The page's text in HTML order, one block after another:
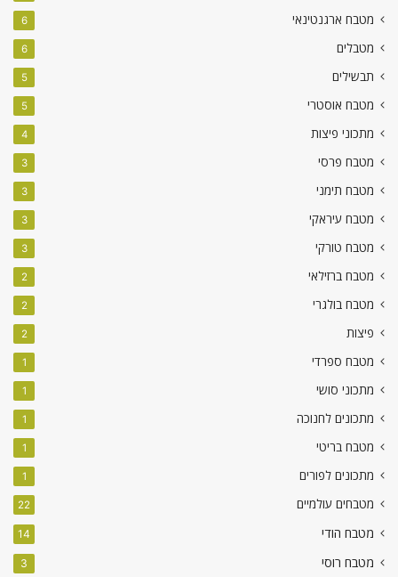
מטבח ארגנטינאי 6
מטבלים 6
תבשילים 5
מטבח אוסטרי 5
מתכוני פיצות 4
מטבח פרסי 3
מטבח תימני 3
מטבח עיראקי 3
מטבח טורקי 3
מטבח ברזילאי 2
מטבח בולגרי 2
פיצות 2
מטבח ספרדי 1
מתכוני סושי 1
מתכונים לחנוכה 1
מטבח בריטי 1
מתכונים לפורים 1
מטבחים עולמיים 22
מטבח הודי 14
מטבח רוסי 3